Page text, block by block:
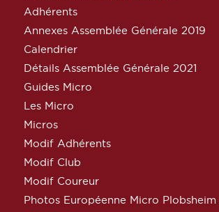
Adhérents
Annexes Assemblée Générale 2019
Calendrier
Détails Assemblée Générale 2021
Guides Micro
Les Micro
Micros
Modif Adhérents
Modif Club
Modif Coureur
Photos Européenne Micro Plobsheim